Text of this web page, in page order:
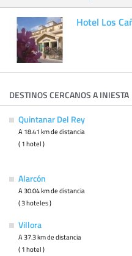
Hotel Los
DESTINOS CERCANOS A INIESTA
Quintanar Del Rey
A 18.41 km de distancia
( 1 hotel )
Alarcón
A 30.04 km de distancia
( 3 hoteles )
Villora
A 37.3 km de distancia
( 1 hotel )